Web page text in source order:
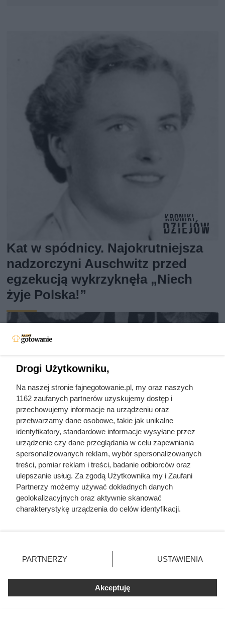
Kat w spódnicy. Najokrutniejsza
nadzorczyni Auschwitz przed
egzekucją wykrzyknęła „Niech
żyje Polska!”
Doprowadził do śmierci większej
liczby ludzi niż Hitler i Stalin
razem wzięci. Mimo to czczą go
jako bohatera
Drogi Użytkowniku,
Na naszej stronie fajnegotowanie.pl, my oraz naszych
1162 zaufanych partnerów uzyskujemy dostęp i
przechowujemy informacje na urządzeniu oraz
przetwarzamy dane osobowe, takie jak unikalne
identyfikatory, standardowe informacje wysyłane przez
urządzenie czy dane przeglądania w celu zapewniania
spersonalizowanych reklam, wybór spersonalizowanych
treści, pomiar reklam i treści, badanie odbiorców oraz
ulepszanie usług. Za zgodą Użytkownika my i Zaufani
Partnerzy możemy używać dokładnych danych
geolokalizacyjnych oraz aktywnie skanować
charakterystykę urządzenia do celów identyfikacji.
zmienić/wycofać klikając przycisk ustawień prywatności
znajdujący się w lewym dolnym rogu strony
rodzaje przetwarzania danych nie wymagają zgody
użytkownika, ale masz prawo sprzeciwić się takiemu
przetwarzaniu. Preferencje będą miały zastosowania tylko
PARTNERZY USTAWIENIA
Akceptuję